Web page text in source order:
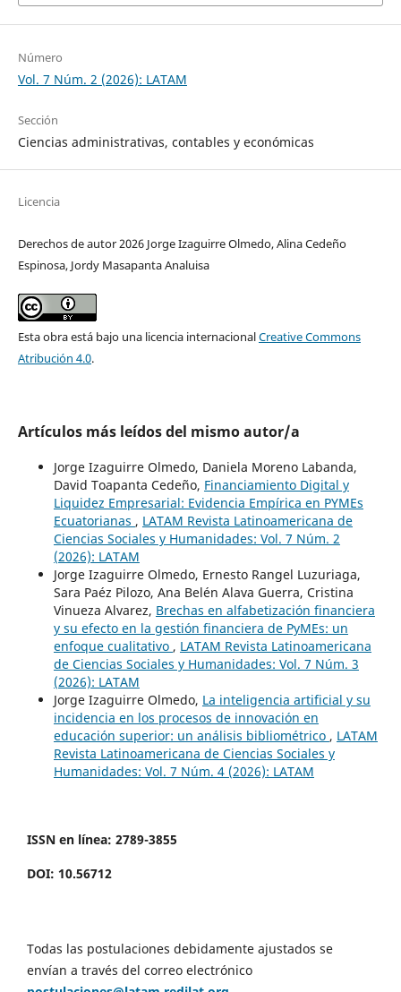
Número
Vol. 7 Núm. 2 (2026): LATAM
Sección
Ciencias administrativas, contables y económicas
Licencia
Derechos de autor 2026 Jorge Izaguirre Olmedo, Alina Cedeño
Espinosa, Jordy Masapanta Analuisa
Esta obra está bajo una licencia internacionalCreative Commons
Atribución 4.0.
Artículos más leídos del mismo autor/a
Jorge Izaguirre Olmedo, Daniela Moreno Labanda,
David Toapanta Cedeño, Financiamiento Digital y
Liquidez Empresarial: Evidencia Empírica en PYMEs
Ecuatorianas , LATAM Revista Latinoamericana de
Ciencias Sociales y Humanidades: Vol. 7 Núm. 2
(2026): LATAM
Jorge Izaguirre Olmedo, Ernesto Rangel Luzuriaga,
Sara Paéz Pilozo, Ana Belén Alava Guerra, Cristina
Vinueza Alvarez, Brechas en alfabetización financiera
y su efecto en la gestión financiera de PyMEs: un
enfoque cualitativo , LATAM Revista Latinoamericana
de Ciencias Sociales y Humanidades: Vol. 7 Núm. 3
(2026): LATAM
Jorge Izaguirre Olmedo, La inteligencia artificial y su
incidencia en los procesos de innovación en
educación superior: un análisis bibliométrico , LATAM
Revista Latinoamericana de Ciencias Sociales y
Humanidades: Vol. 7 Núm. 4 (2026): LATAM
ISSN en línea: 2789-3855
DOI: 10.56712
Todas las postulaciones debidamente ajustados se
envían a través del correo electrónico